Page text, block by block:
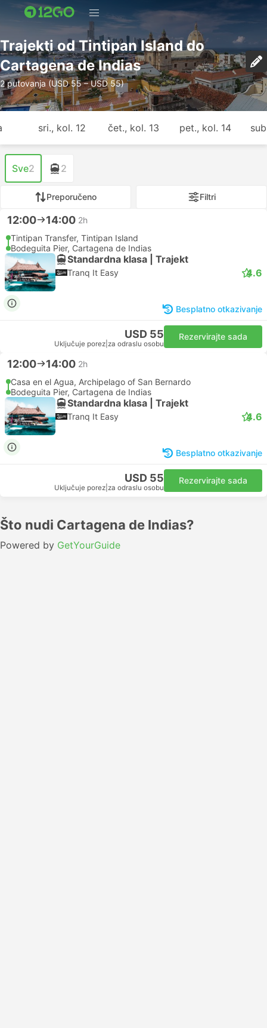
Trajekti od Tintipan Island do
Cartagena de Indias
2 putovanja (USD 55 – USD 55)
sri., kol. 12 čet., kol. 13 pet., kol. 14
Sve2 2
Preporučeno Filtri
12:00 14:00 2h
Tintipan Transfer, Tintipan Island
Bodeguita Pier, Cartagena de Indias
Standardna klasa | Trajekt
Tranq It Easy 4.6
Besplatno otkazivanje
USD 55
Uključuje porez za odraslu osobu
Rezervirajte sada
12:00 14:00 2h
Casa en el Agua, Archipelago of San Bernardo
Bodeguita Pier, Cartagena de Indias
Standardna klasa | Trajekt
Tranq It Easy 4.6
Besplatno otkazivanje
USD 55
Uključuje porez za odraslu osobu
Rezervirajte sada
Što nudi Cartagena de Indias?
Powered by GetYourGuide